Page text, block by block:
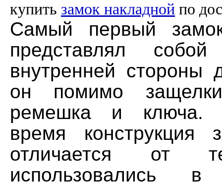
купить замок накладной по
Самый первый
представлял
внутренней стороны
он помимо
ремешка и ключа.
время конструкция
отличается от
использовались